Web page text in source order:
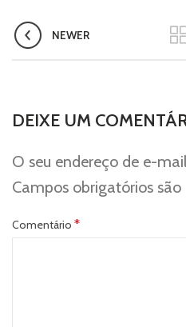
NEWER
DEIXE UM
O seu endereço de e-
Campos obrigatórios
Comentário *